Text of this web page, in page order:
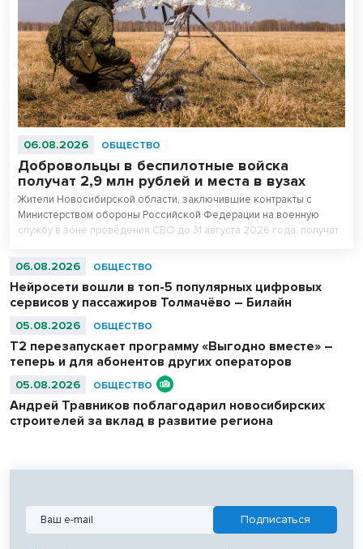
06.08.2026 ОБЩЕСТВО
Добровольцы в беспилотные войска
получат 2,9 млн рублей и места в вузах
Жители Новосибирской области, заключившие контракты с
Министерством обороны Российской Федерации на военную
службу в зоне проведения СВО до 31 августа 2026 года, получат
поддержки бойцов и ветеранов в регионе создана действенная
система мер. Так, добровольцы в беспилотные войска, желающие
поступить в колледжи и вузы, но набравшим ниже проходных
баллов, получают право на приоритетное зачисление в вузы и
колледжи на безвозмездной основе.
06.08.2026 ОБЩЕСТВО
Нейросети вошли в топ-5 популярных цифровых
сервисов у пассажиров Толмачёво – Билайн
05.08.2026 ОБЩЕСТВО
Т2 перезапускает программу «Выгодно вместе» –
теперь и для абонентов других операторов
05.08.2026 ОБЩЕСТВО
Андрей Травников поблагодарил новосибирских
строителей за вклад в развитие региона